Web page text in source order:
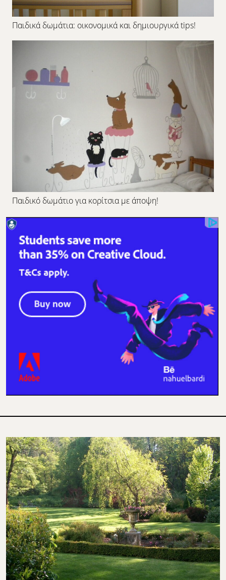
Παιδικά δωμάτια: οικονομικά και δημιουργικά tips!
Παιδικό δωμάτιο για κορίτσια με άποψη!